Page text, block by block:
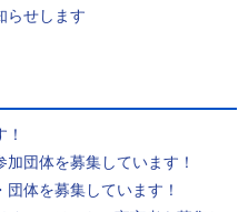
らせします
団体を募集しています！
体を募集しています！